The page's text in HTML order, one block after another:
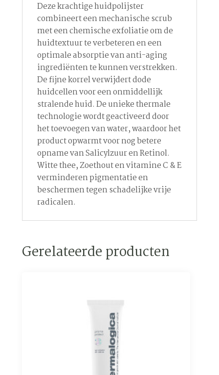
Deze krachtige huidpolijster
combineert een mechanische scrub
met een chemische exfoliatie om de
huidtextuur te verbeteren en een
optimale absorptie van anti-aging
ingrediënten te kunnen verstrekken.
De fijne korrel verwijdert dode
huidcellen voor een onmiddellijk
stralende huid. De unieke thermale
technologie wordt geactiveerd door
het toevoegen van water, waardoor het
product opwarmt voor nog betere
opname van Salicylzuur en Retinol.
Witte thee, Zoethout en vitamine C & E
verminderen pigmentatie en
beschermen tegen schadelijke vrije
radicalen.
Gerelateerde producten